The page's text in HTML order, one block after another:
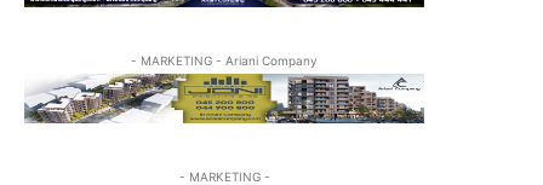
- MARKETING - Ariani Company
- MARKETING -